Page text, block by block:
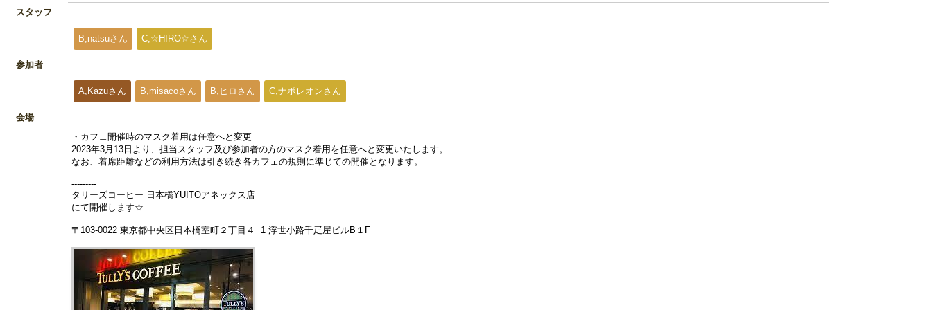
スタッフ
B,natsuさん C,☆HIRO☆さん
参加者
A,Kazuさん B,misacoさん B,ヒロさん C,ナポレオンさん
会場
・カフェ開催時のマスク着用は任意へと変更
2023年3月13日より、担当スタッフ及び参加者の方のマスク着用を任意へと変更いたします。
なお、着席距離などの利用方法は引き続き各カフェの規則に準じての開催となります。
---------
タリーズコーヒー 日本橋YUITOアネックス店
にて開催します☆
〒103-0022 東京都中央区日本橋室町２丁目４−1 浮世小路千疋屋ビルB１F